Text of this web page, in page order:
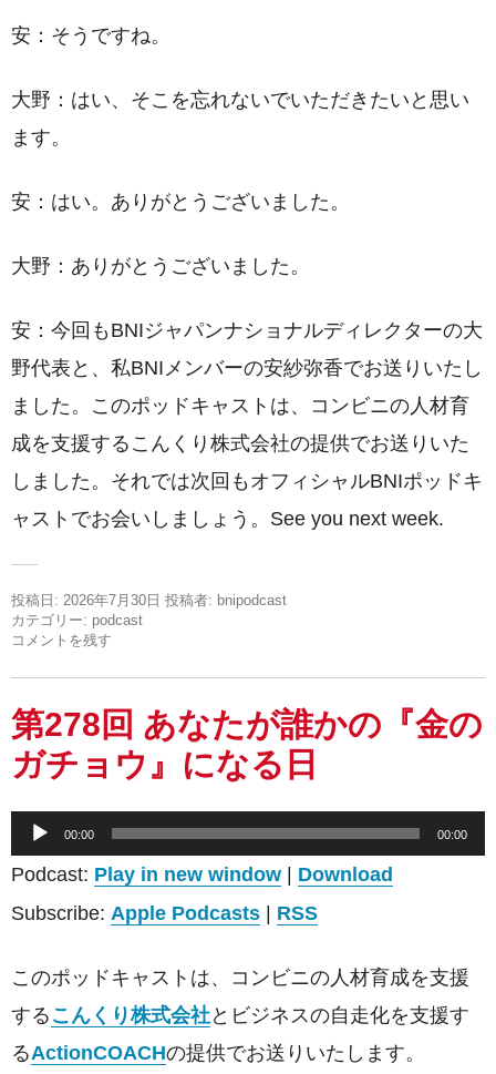
安：そうですね。
大野：はい、そこを忘れないでいただきたいと思い
ます。
安：はい。ありがとうございました。
大野：ありがとうございました。
安：今回もBNIジャパンナショナルディレクターの大
野代表と、私BNIメンバーの安紗弥香でお送りいたし
ました。このポッドキャストは、コンビニの人材育
成を支援するこんくり株式会社の提供でお送りいた
しました。それでは次回もオフィシャルBNIポッドキ
ャストでお会いしましょう。See you next week.
投稿日: 2026年7月30日 投稿者: bnipodcast
カテゴリー: podcast
コメントを残す
第278回 あなたが誰かの『金の
ガチョウ』になる日
プ
レ
ー
00:00 00:00
Podcast: Play in new window
Download
Subscribe: Apple Podcasts RSS
このポッドキャストは、コンビニの人材育成を支援
する こんくり株式会社とビジネスの自走化を支援す
るActionCOACHの提供でお送りいたします。